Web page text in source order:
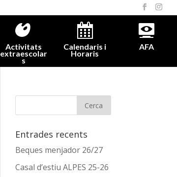
Activitats
extraescolar
s
Calendaris i
Horaris
AFA
Entrades recents
Beques menjador 26/27
Casal d’estiu ALPES 25-26